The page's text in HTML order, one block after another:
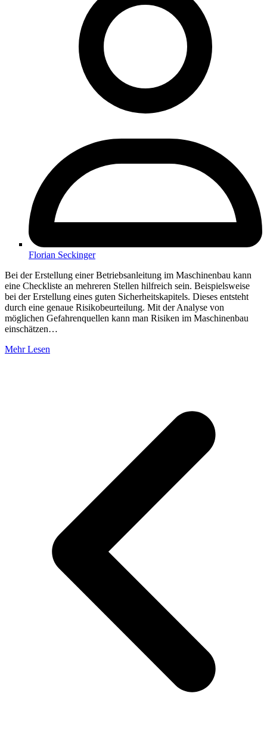
Florian Seckinger
Bei der Erstellung einer Betriebsanleitung im Maschinenbau kann
eine Checkliste an mehreren Stellen hilfreich sein. Beispielsweise
bei der Erstellung eines guten Sicherheitskapitels. Dieses entsteht
durch eine genaue Risikobeurteilung. Mit der Analyse von
möglichen Gefahrenquellen kann man Risiken im Maschinenbau
einschätzen…
Mehr Lesen